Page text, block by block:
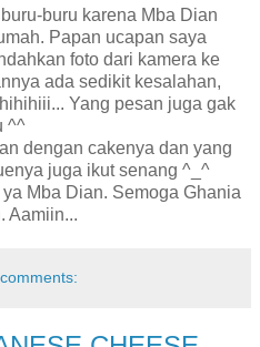
buru karena Mba Dian
Papan ucapan saya
foto dari kamera ke
ada sedikit kesalahan,
Yang pesan juga gak
^^
dengan cakenya dan yang
juga ikut senang ^_^
Mba Dian. Semoga Ghania
Aamiin...